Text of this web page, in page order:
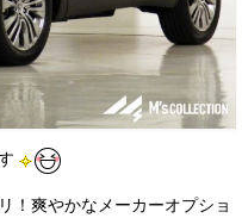
！爽やかなメーカーオプショ